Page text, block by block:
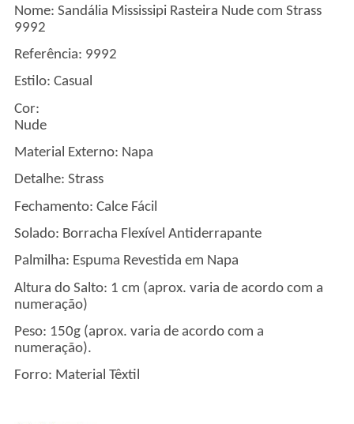
Nome: Sandália Mississipi Rasteira Nude com Strass
9992
Referência: 9992
Estilo: Casual
Cor:
Material Externo: Napa
Detalhe: Strass
Fechamento: Calce Fácil
Solado: Borracha Flexível Antiderrapante
Palmilha: Espuma Revestida em Napa
Altura do Salto: 1 cm (aprox. varia de acordo com a
numeração)
Peso: 150g (aprox. varia de acordo com a
numeração).
Forro: Material Têxtil